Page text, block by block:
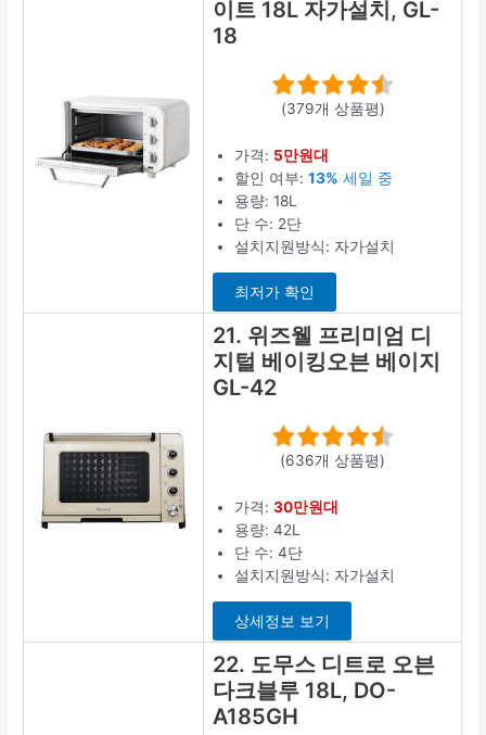
이트 18L 자가설치, GL-
18
(379개 상품평)
가격: 5만원대
할인 여부:13% 세일 중
용량: 18L
단 수: 2단
설치지원방식: 자가설치
최저가 확인
21. 위즈웰 프리미엄 디
지털 베이킹오븐 베이지
GL-42
(636개 상품평)
가격:30만원대
용량: 42L
단 수: 4단
설치지원방식: 자가설치
상세정보 보기
22. 도무스 디트로 오븐
다크블루 18L, DO-
A185GH